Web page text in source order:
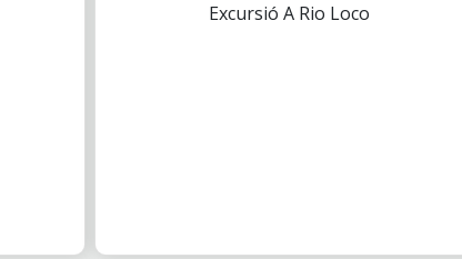
Excursió A Rio Loco